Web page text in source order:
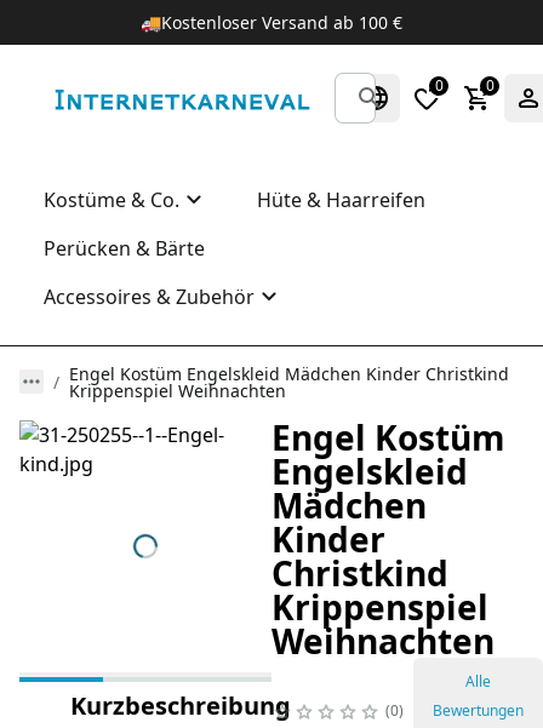
🚚Kostenloser Versand ab 100 €
0 0
Kostüme & Co.
Hüte & Haarreifen
Perücken & Bärte
Accessoires & Zubehör
Engel Kostüm Engelskleid Mädchen Kinder Christkind
Krippenspiel Weihnachten
Kurzbeschreibung
Engel Kostüm
Engelskleid
Mädchen
Kinder
Christkind
Krippenspiel
Weihnachten
0
Alle
Bewertungen